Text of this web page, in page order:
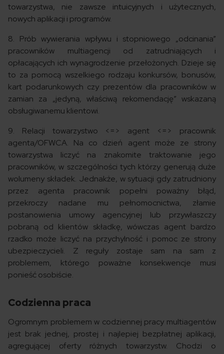
towarzystwa, nie zawsze intuicyjnych i użytecznych,
nowych aplikacji i programów.
8. Prób wywierania wpływu i stopniowego „odcinania”
pracowników multiagencji od zatrudniających i
opłacających ich wynagrodzenie przełożonych. Dzieje się
to za pomocą wszelkiego rodzaju konkursów, bonusów,
kart podarunkowych czy prezentów dla pracowników w
zamian za „jedyną, właściwą rekomendację” wskazaną
obsługiwanemu klientowi.
9. Relacji towarzystwo <=> agent <=> pracownik
agenta/OFWCA. Na co dzień agent może ze strony
towarzystwa liczyć na znakomite traktowanie jego
pracowników, w szczególności tych którzy generują duże
wolumeny składek. Jednakże, w sytuacji gdy zatrudniony
przez agenta pracownik popełni poważny błąd,
przekroczy nadane mu pełnomocnictwa, złamie
postanowienia umowy agencyjnej lub przywłaszczy
pobraną od klientów składkę, wówczas agent bardzo
rzadko może liczyć na przychylność i pomoc ze strony
ubezpieczycieli. Z reguły zostaje sam na sam z
problemem, którego poważne konsekwencje musi
ponieść osobiście.
Codzienna praca
Ogromnym problemem w codziennej pracy multiagentów
jest brak jednej, prostej i najlepiej bezpłatnej aplikacji,
agregującej oferty różnych towarzystw. Chodzi o